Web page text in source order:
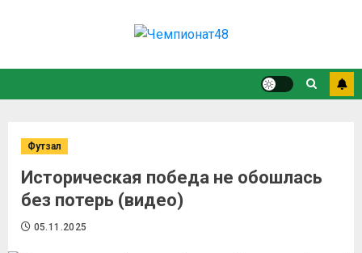
Футзал
Историческая победа не обошлась
без потерь (видео)
05.11.2025